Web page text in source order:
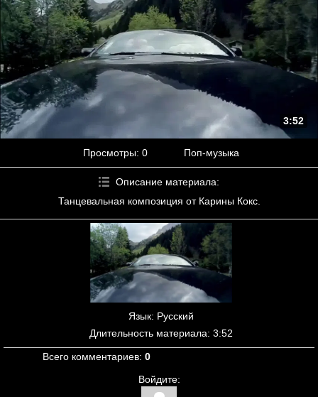
3:52
Просмотры: 0 Поп-музыка
Описание материала:
Танцевальная композиция от Карины Кокс.
Язык: Русский
Длительность материала: 3:52
Всего комментариев: 0
Войдите: